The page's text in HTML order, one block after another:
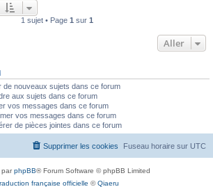
1 sujet • Page 1 sur 1
Aller
de nouveaux sujets dans ce forum
aux sujets dans ce forum
vos messages dans ce forum
vos messages dans ce forum
de pièces jointes dans ce forum
Fuseau horaire sur UTC
Supprimer les cookies
parphpBB® Forum Software © phpBB Limited
française officielle ©Qiaeru